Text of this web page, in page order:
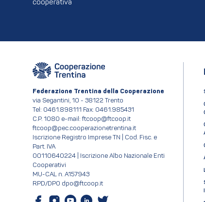
cooperativa
Federazione Trentina della Cooperazione
via Segantini, 10 - 38122 Trento
Tel: 0461.898111 Fax: 0461.985431
C.P. 1080 e-mail: ftcoop@ftcoop.it
ftcoop@pec.cooperazionetrentina.it
Iscrizione Registro Imprese TN | Cod. Fisc. e
Part. IVA
00110640224 | Iscrizione Albo Nazionale Enti
Cooperativi
MU-CAL n. A157943
RPD/DPO dpo@ftcoop.it